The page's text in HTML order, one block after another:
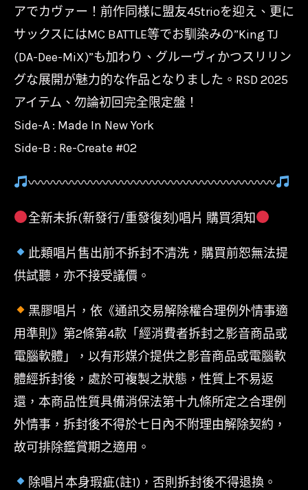
New
York
數
量
アでカヴァー！前作同様に盟友45trioを迎え、更に
サックスにはMC BATTLE等でお馴染みの”King TJ
(DA-Dee-MiX)”も加わり、グルーヴィかつスリリン
グな展開が魅力的な作品となりました。RSD 2025
アイテム、勿論初回完全限定盤！
Side-A : Made In New York
Side-B : Re-Create #02
〰〰〰〰〰〰〰〰〰〰〰〰〰〰〰〰〰〰〰〰
全新未拆(新發行/重發復刻)唱片 購買須知
此類唱片售出前不拆封不清洗，購買前恕無法提
供試聽，亦不接受議價。
黑膠唱片，依《通訊交易解除權合理例外情事適
用準則》第2條第4款「經消費者拆封之影音商品或
電腦軟體」，以有形媒介提供之影音商品或電腦軟
體經拆封後，處於可複製之狀態，性質上不易返
還，本商品性質具備消保法第十九條所定之合理例
外情事，拆封後不得於七日內不附理由解除契約，
故可排除鑑賞期之適用。
除唱片本身瑕疵(註1)，否則拆封後不得退換。